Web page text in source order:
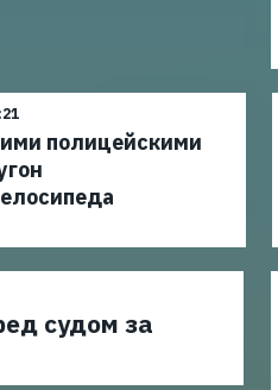
полицейскими
судом за